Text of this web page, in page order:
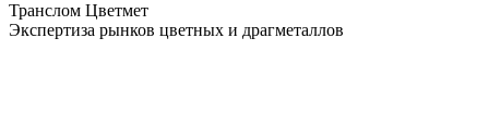
Транслом Цветмет
Экспертиза рынков цветных и драгметаллов